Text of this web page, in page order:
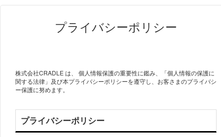
プライバシーポリシー
株式会社CRADLE は、 個人情報保護の重要性に鑑み、「個人情報の保護に
関する法律」及び本プライバシーポリシーを遵守し、お客さまのプライバシ
ー保護に努めます。
プライバシーポリシー